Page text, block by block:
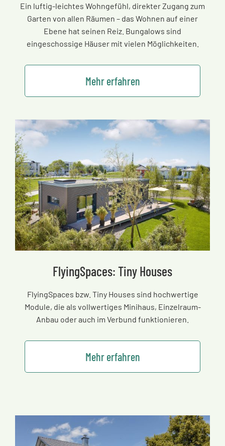
Ein luftig-leichtes Wohngefühl, direkter Zugang zum
Garten von allen Räumen – das Wohnen auf einer
Ebene hat seinen Reiz. Bungalows sind
eingeschossige Häuser mit vielen Möglichkeiten.
Mehr erfahren
FlyingSpaces: Tiny Houses
FlyingSpaces bzw. Tiny Houses sind hochwertige
Module, die als vollwertiges Minihaus, Einzelraum-
Anbau oder auch im Verbund funktionieren.
Mehr erfahren